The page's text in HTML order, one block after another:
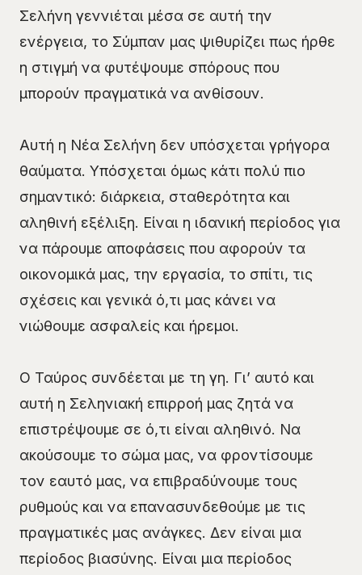
Σελήνη γεννιέται μέσα σε αυτή την
ενέργεια, το Σύμπαν μας ψιθυρίζει πως ήρθε
η στιγμή να φυτέψουμε σπόρους που
μπορούν πραγματικά να ανθίσουν.
Αυτή η Νέα Σελήνη δεν υπόσχεται γρήγορα
θαύματα. Υπόσχεται όμως κάτι πολύ πιο
σημαντικό: διάρκεια, σταθερότητα και
αληθινή εξέλιξη. Είναι η ιδανική περίοδος για
να πάρουμε αποφάσεις που αφορούν τα
οικονομικά μας, την εργασία, το σπίτι, τις
σχέσεις και γενικά ό,τι μας κάνει να
νιώθουμε ασφαλείς και ήρεμοι.
Ο Ταύρος συνδέεται με τη γη. Γι’ αυτό και
αυτή η Σεληνιακή επιρροή μας ζητά να
επιστρέψουμε σε ό,τι είναι αληθινό. Να
ακούσουμε το σώμα μας, να φροντίσουμε
τον εαυτό μας, να επιβραδύνουμε τους
ρυθμούς και να επανασυνδεθούμε με τις
πραγματικές μας ανάγκες. Δεν είναι μια
περίοδος βιασύνης. Είναι μια περίοδος